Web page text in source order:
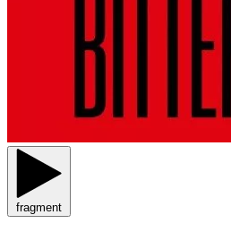
fragment